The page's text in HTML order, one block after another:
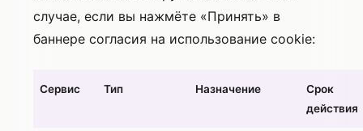
случае, если вы нажмёте «Принять» в
баннере согласия на использование cookie:
Сервис Тип Назначение
Срок
действия